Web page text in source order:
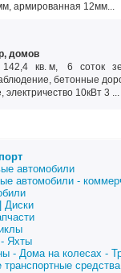
армированная 12мм...
домов
142,4 кв. м, 6 соток
бетонные
10кВт 3 ...
автомобили
автомобили -
Диски
Яхты
- Дома на колесах -
транспортные средства